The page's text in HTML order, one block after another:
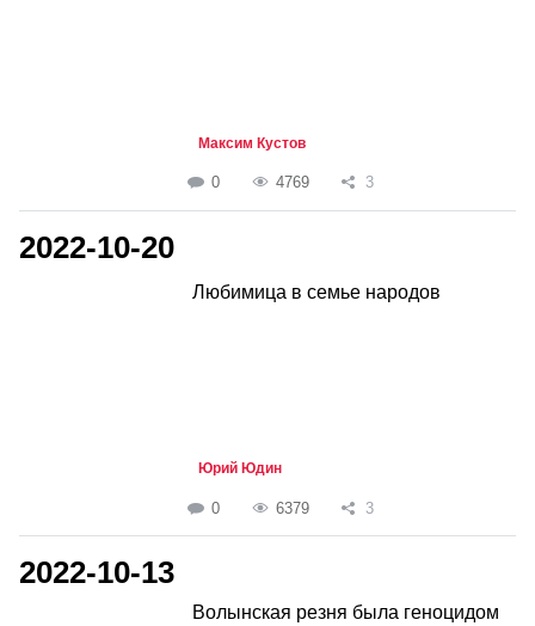
Максим Кустов
0 4769 3
2022-10-20
Любимица в семье народов
Юрий Юдин
0 6379 3
2022-10-13
Волынская резня была геноцидом